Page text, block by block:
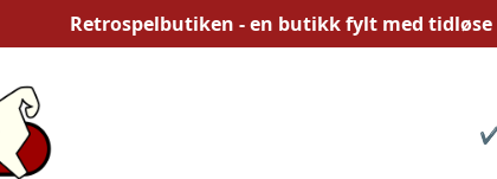
Retrospelbutiken - en butikk fylt med tidløse